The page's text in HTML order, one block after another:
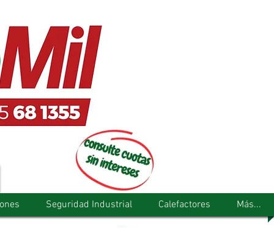
Seguridad Industrial Calefactores Más...